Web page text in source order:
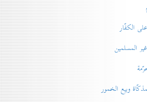
الكفّار
المسلمين
وبيع الخمور